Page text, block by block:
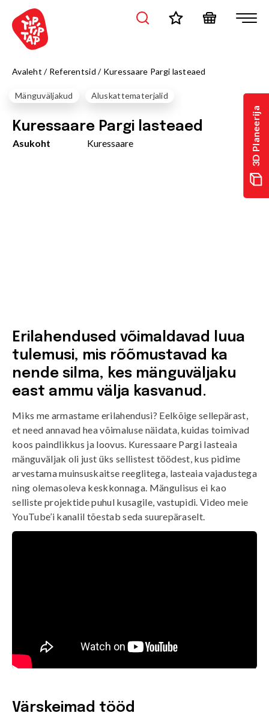
3D Planeerija
Avaleht / Referentsid / Kuressaare Pargi lasteaed
Mänguväljakud Aluskattematerjalid
Kuressaare Pargi lasteaed
Asukoht Kuressaare
Erilahendused võimaldavad luua
tulemusi, mis rõõmustavad ka
nende silma, kes mänguväljaku
east ammu välja kasvanud.
Miks me armastame erilahendusi? Eelkõige sellepärast,
et need annavad hea võimaluse näidata, kuidas toimivad
koos paindlikkus ja loovus. Kuressaare Pargi lasteaia
mänguväljak oli just üks sellistest töödest, kus pidime
arvestama muinsuskaitse reeglitega, lasteaia vajadustega
ning olemasoleva keskkonnaga. Mängulisus ei kao
selliste projektide puhul kusagile, vastupidi. Video meie
YouTube’i kanalil tõestab seda suurepäraselt.
Värskeimad tööd